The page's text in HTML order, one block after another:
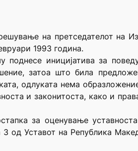
на претседателот на
1993 година.
иницијатива за
затоа што била
одлуката нема
и законитоста, како и
за оценување
3 од Уставот на Република